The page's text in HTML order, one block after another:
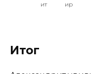
ит
ир
Итог